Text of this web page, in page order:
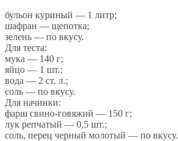
бульон куриный — 1 литр;
шафран — щепотка;
зелень — по вкусу.
Для теста:
мука — 140 г;
яйцо — 1 шт.;
вода — 2 ст. л.;
соль — по вкусу.
Для начинки:
фарш свино-говяжий — 150 г;
лук репчатый — 0,5 шт.;
соль, перец черный молотый — по вкусу.